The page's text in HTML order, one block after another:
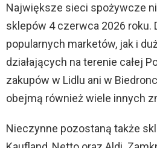
Największe sieci spożywcze
sklepów 4 czerwca 2026 roku.
popularnych marketów, jak i
działających na terenie całej
zakupów w Lidlu ani w
obejmą również wiele innych
Nieczynne pozostaną także